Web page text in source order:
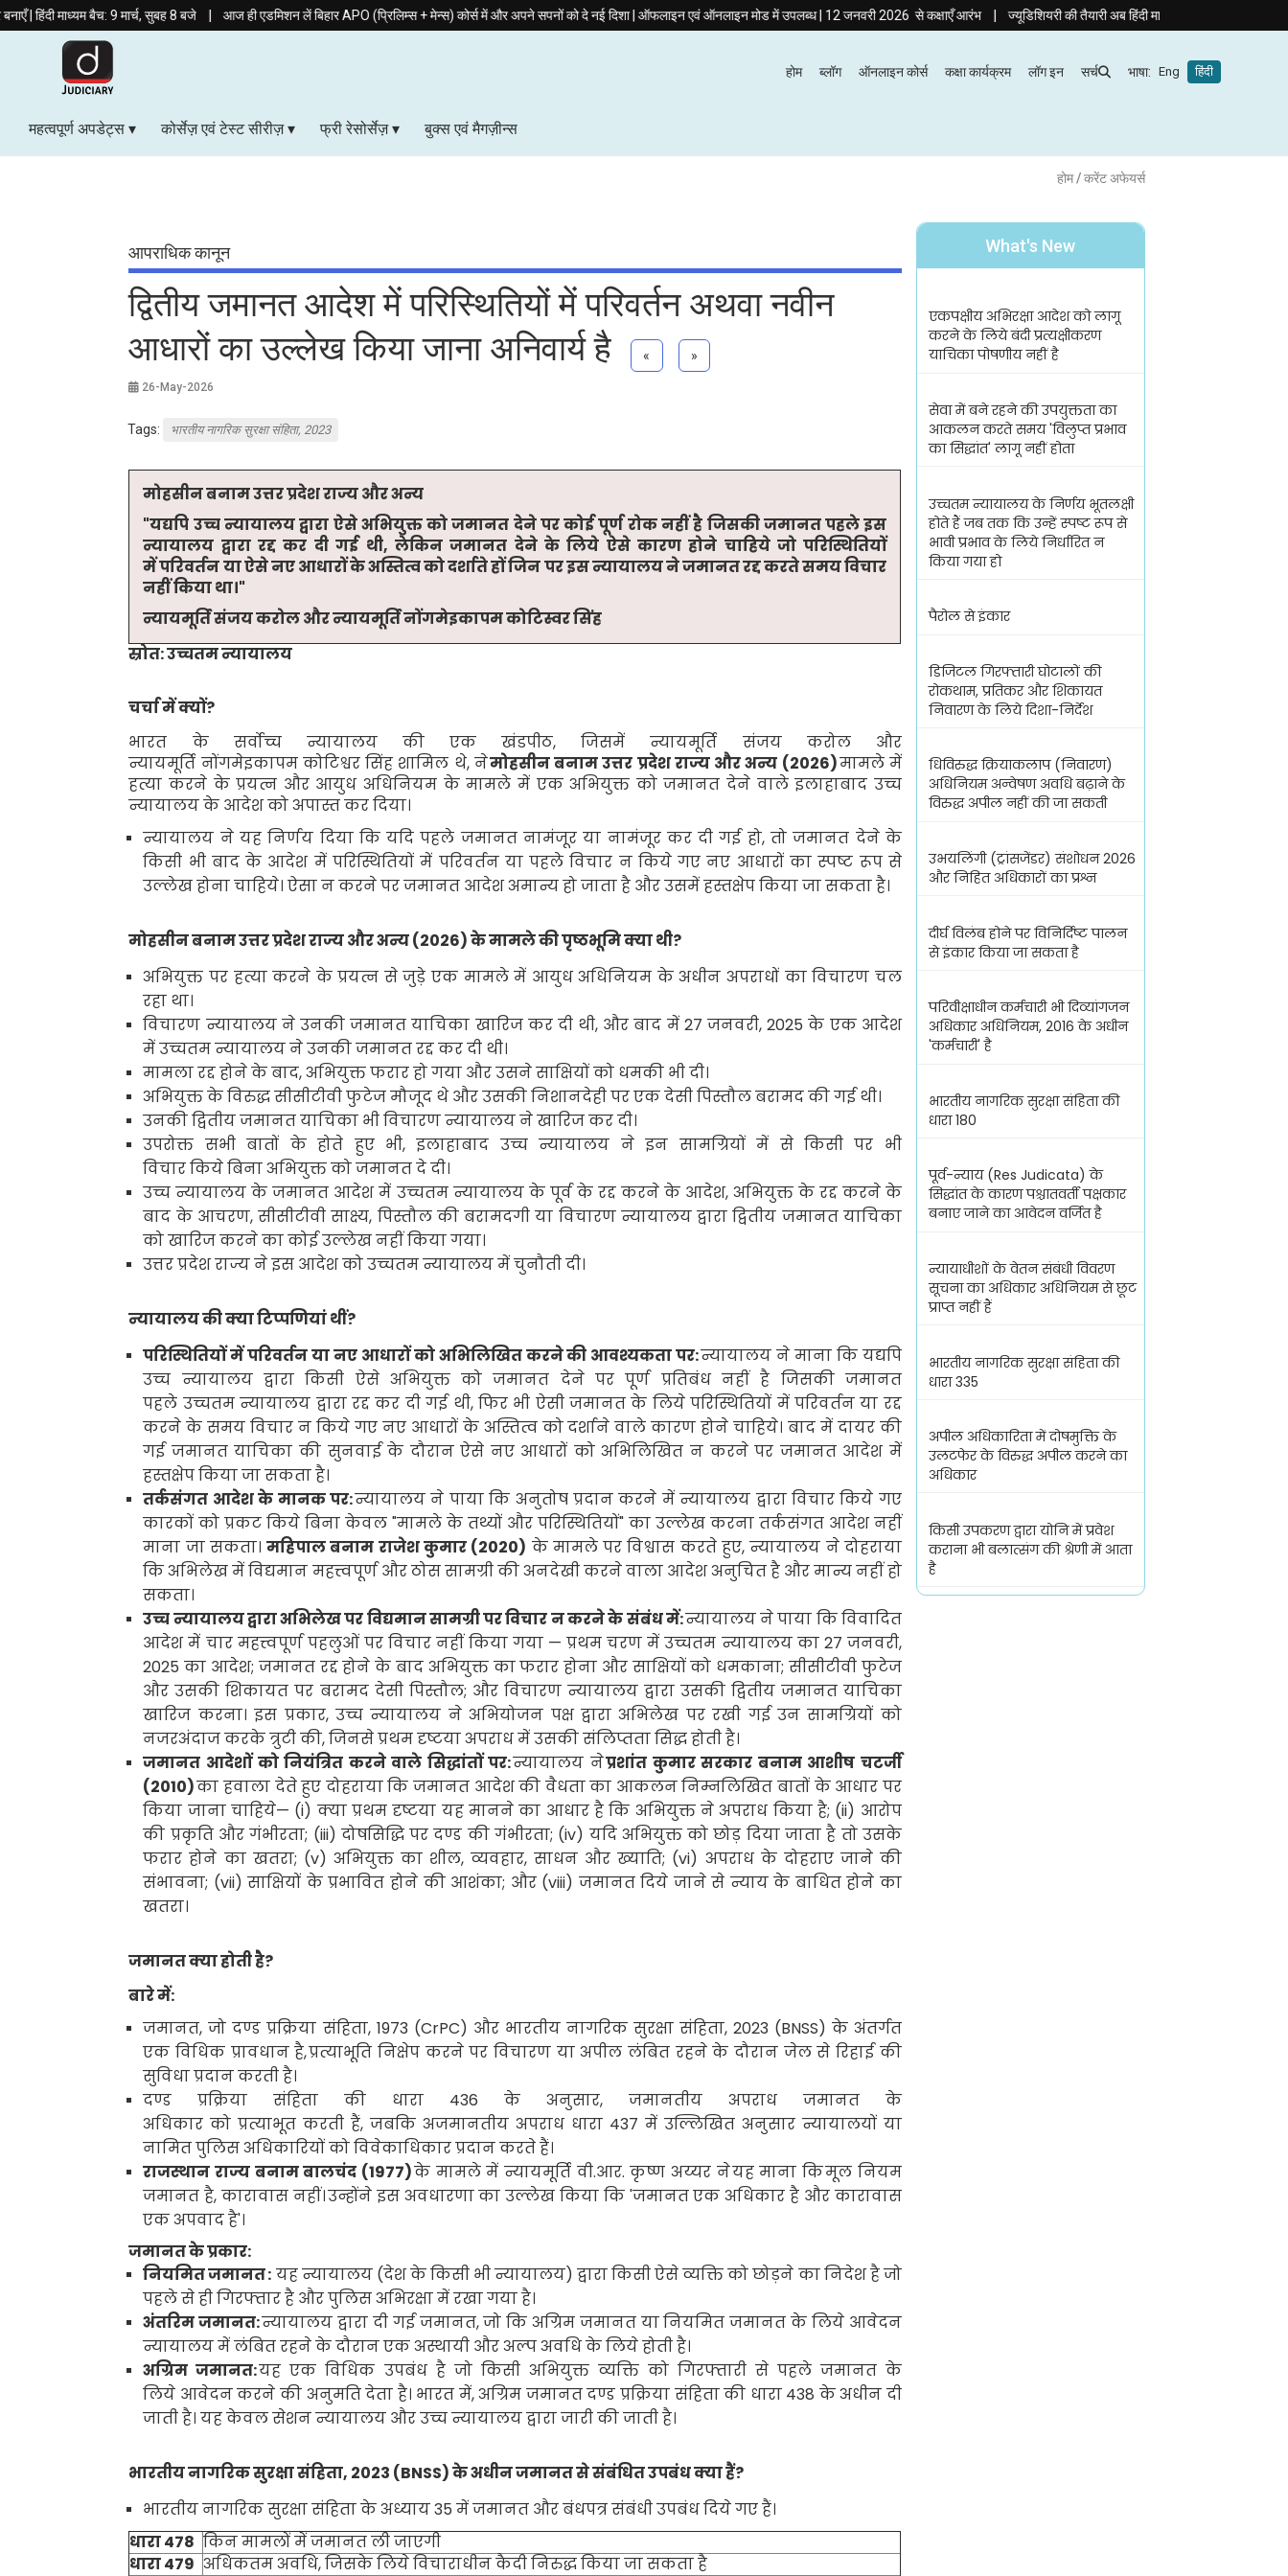
बैच: 9 मार्च, सुबह 8 बजे|आज ही एडमिशन लें बिहार APO (प्रिलिम्स + मेन्स) कोर्स में और अपने सपनों को दे नई दिशा | ऑफलाइन एवं ऑनलाइन मोड में उपलब्ध | 12 जनवरी 2026 से कक्षाएँ आरंभ|ज्यूडिशियरी की तैयारी अब हिंदी माध्यम में! दृष्टि ज्यूडिशियरी का
होम ब्लॉग ऑनलाइन कोर्स कक्षा कार्यक्रम लॉग इन सर्च भाषा: Eng हिंदी
महत्वपूर्ण अपडेट्स कोर्सेज़ एवं टेस्ट सीरीज़ फ्री रेसोर्सेज़ बुक्स एवं मैगज़ीन्स
होम/ करेंट अफेयर्स
आपराधिक कानून
द्वितीय जमानत आदेश में परिस्थितियों में परिवर्तन अथवा नवीन
आधारों का उल्लेख किया जाना अनिवार्य है
« »
26-May-2026
Tags: भारतीय नागरिक सुरक्षा संहिता, 2023
मोहसीन बनाम उत्तर प्रदेश राज्य और अन्य
"यद्यपि उच्च न्यायालय द्वारा ऐसे अभियुक्त को जमानत देने पर कोई पूर्ण रोक नहीं है जिसकी जमानत पहले इस
न्यायालय द्वारा रद्द कर दी गई थी, लेकिन जमानत देने के लिये ऐसे कारण होने चाहिये जो परिस्थितियों
में परिवर्तन या ऐसे नए आधारों के अस्तित्व को दर्शाते हों जिन पर इस न्यायालय ने जमानत रद्द करते समय विचार
नहीं किया था।"
न्यायमूर्ति संजय करोल और न्यायमूर्ति नोंगमेइकापम कोटिस्वर सिंह
स्रोत: उच्चतम न्यायालय
चर्चा में क्यों?
भारत के सर्वोच्च न्यायालय की एक खंडपीठ,जिसमें न्यायमूर्ति संजय करोल और
न्यायमूर्ति नोंगमेइकापम कोटिश्वर सिंह शामिल थे, नेमोहसीन बनाम उत्तर प्रदेश राज्य और अन्य (2026)मामले में
हत्या करने के प्रयत्न और आयुध अधिनियम के मामले में एक अभियुक्त को जमानत देने वाले इलाहाबाद उच्च
न्यायालय के आदेश को अपास्त कर दिया।
न्यायालय ने यह निर्णय दिया कि यदि पहले जमानत नामंजूर या नामंजूर कर दी गई हो, तो जमानत देने के
किसी भी बाद के आदेश में परिस्थितियों में परिवर्तन या पहले विचार न किये गए नए आधारों का स्पष्ट रूप से
उल्लेख होना चाहिये। ऐसा न करने पर जमानत आदेश अमान्य हो जाता है और उसमें हस्तक्षेप किया जा सकता है।
मोहसीन बनाम उत्तर प्रदेश राज्य और अन्य (2026)के मामले की पृष्ठभूमि क्या थी?
अभियुक्त पर हत्या करने के प्रयत्न से जुड़े एक मामले में आयुध अधिनियम के अधीन अपराधों का विचारण चल
रहा था।
विचारण न्यायालय ने उनकी जमानत याचिका खारिज कर दी थी, और बाद में 27जनवरी, 2025के एक आदेश
में उच्चतम न्यायालय ने उनकी जमानत रद्द कर दी थी।
मामला रद्द होने के बाद,अभियुक्त फरार हो गया और उसने साक्षियों को धमकी भी दी।
अभियुक्त के विरुद्ध सीसीटीवी फुटेज मौजूद थे और उसकी निशानदेही पर एक देसी पिस्तौल बरामद की गई थी।
उनकी द्वितीयजमानत याचिका भी विचारण न्यायालय ने खारिज कर दी।
उपरोक्त सभी बातों के होते हुए भी,इलाहाबाद उच्च न्यायालय ने इन सामग्रियों में से किसी पर भी
विचार किये बिना अभियुक्त को जमानत दे दी।
उच्च न्यायालय के जमानत आदेश में उच्चतम न्यायालय के पूर्व के रद्द करने के आदेश, अभियुक्त के रद्द करने के
बाद के आचरण,सीसीटीवी साक्ष्य, पिस्तौल की बरामदगी या विचारण न्यायालय द्वारा द्वितीय जमानत याचिका
को खारिज करने का कोई उल्लेख नहीं किया गया।
उत्तर प्रदेश राज्य ने इस आदेश को उच्चतम न्यायालय में चुनौती दी।
न्यायालय की क्या टिप्पणियां थीं?
परिस्थितियों में परिवर्तन या नए आधारों को अभिलिखित करने की आवश्यकता पर:न्यायालय ने माना कि यद्यपि
उच्च न्यायालय द्वारा किसी ऐसे अभियुक्त को जमानत देने पर पूर्ण प्रतिबंध नहीं है जिसकी जमानत
पहले उच्चतम न्यायालय द्वारा रद्द कर दी गई थी, फिर भी ऐसी जमानत के लिये परिस्थितियों में परिवर्तन या रद्द
करने के समय विचार न किये गए नए आधारों के अस्तित्व को दर्शाने वाले कारण होने चाहिये। बाद में दायर की
गई जमानत याचिका की सुनवाई के दौरान ऐसे नए आधारों को अभिलिखित न करने पर जमानत आदेश में
हस्तक्षेप किया जा सकता है।
तर्कसंगत आदेश के मानक पर:न्यायालय ने पाया कि अनुतोष प्रदान करने में न्यायालय द्वारा विचार किये गए
कारकों को प्रकट किये बिना केवल "मामले के तथ्यों और परिस्थितियों" का उल्लेख करना तर्कसंगत आदेश नहीं
माना जा सकता।महिपाल बनाम राजेश कुमार (2020) के मामले पर विश्वास करते हुए,न्यायालय ने दोहराया
कि अभिलेख में विद्यमान महत्त्वपूर्ण और ठोस सामग्री की अनदेखी करने वाला आदेश अनुचित है और मान्य नहीं हो
सकता।
उच्च न्यायालय द्वारा अभिलेख पर विद्यमान सामग्री पर विचार न करने के संबंध में:न्यायालय ने पाया कि विवादित
आदेश में चार महत्त्वपूर्ण पहलुओं पर विचार नहीं किया गया — प्रथम चरण में उच्चतम न्यायालय का 27 जनवरी,
2025का आदेश; जमानत रद्द होने के बाद अभियुक्त का फरार होना और साक्षियों को धमकाना;सीसीटीवी फुटेज
और उसकी शिकायत पर बरामद देसी पिस्तौल; और विचारण न्यायालय द्वारा उसकी द्वितीय जमानत याचिका
खारिज करना। इस प्रकार, उच्च न्यायालय ने अभियोजन पक्ष द्वारा अभिलेख पर रखी गई उन सामग्रियों को
नजरअंदाज करके त्रुटी की,जिनसे प्रथम दृष्टया अपराध में उसकी संलिप्तता सिद्ध होती है।
जमानत आदेशों को नियंत्रित करने वाले सिद्धांतों पर:न्यायालय नेप्रशांत कुमार सरकार बनाम आशीष चटर्जी
(2010)का हवाला देते हुए दोहराया कि जमानत आदेश की वैधता का आकलन निम्नलिखित बातों के आधार पर
किया जाना चाहिये— (i) क्या प्रथम दृष्टया यह मानने का आधार है कि अभियुक्त ने अपराध किया है; (ii) आरोप
की प्रकृति और गंभीरता; (iii) दोषसिद्धि पर दण्ड की गंभीरता; (iv) यदि अभियुक्त को छोड़ दिया जाता है तो उसके
फरार होने का खतरा; (v) अभियुक्त का शील,व्यवहार,साधन और ख्याति; (vi) अपराध के दोहराए जाने की
संभावना; (vii)साक्षियों के प्रभावित होने की आशंका; और (viii) जमानत दिये जाने से न्याय के बाधित होने का
खतरा।
जमानत क्या होती है?
बारे में:
जमानत,जो दण्ड प्रक्रिया संहिता, 1973 (CrPC) और भारतीय नागरिक सुरक्षा संहिता, 2023 (BNSS) के अंतर्गत
एक विधिक प्रावधान है,प्रत्याभूति निक्षेप करने पर विचारण या अपील लंबित रहने के दौरान जेल से रिहाई की
सुविधा प्रदान करती है।
दण्ड प्रक्रिया संहिता की धारा 436के अनुसार, जमानतीय अपराध जमानत के
अधिकार को प्रत्याभूत करती हैं,जबकि अजमानतीय अपराध धारा 437में उल्लिखित अनुसार न्यायालयों या
नामित पुलिस अधिकारियों को विवेकाधिकार प्रदान करते हैं।
राजस्थान राज्य बनाम बालचंद (1977)के मामले में न्यायमूर्ति वी.आर. कृष्ण अय्यर नेयह माना किमूल नियम
जमानत है,कारावास नहीं।उन्होंने इस अवधारणा का उल्लेख किया कि 'जमानत एक अधिकार है और कारावास
एक अपवाद है'।
जमानत के प्रकार:
नियमित जमानत: यह न्यायालय (देश के किसी भी न्यायालय) द्वारा किसी ऐसे व्यक्ति को छोड़ने का निदेश है जो
पहले से ही गिरफ्तार है और पुलिस अभिरक्षा में रखा गया है।
अंतरिम जमानत:न्यायालय द्वारा दी गई जमानत,जो कि अग्रिम जमानत या नियमित जमानत के लिये आवेदन
न्यायालय में लंबित रहने के दौरान एक अस्थायी और अल्प अवधि के लिये होती है।
अग्रिम जमानत:यह एक विधिक उपबंध है जो किसी अभियुक्त व्यक्ति को गिरफ्तारी से पहले जमानत के
लिये आवेदन करने की अनुमति देता है। भारत में,अग्रिम जमानत दण्ड प्रक्रिया संहिता की धारा 438 के अधीन दी
जाती है। यह केवल सेशन न्यायालय और उच्च न्यायालय द्वारा जारी की जाती है।
भारतीय नागरिक सुरक्षा संहिता, 2023 (BNSS) के अधीन जमानत से संबंधित उपबंध क्या हैं?
भारतीय नागरिक सुरक्षा संहिताके अध्याय35में जमानत और बंधपत्र संबंधी उपबंध दिये गए हैं।
धारा478 किन मामलों में जमानत ली जाएगी
धारा479 अधिकतम अवधि, जिसके लिये विचाराधीन कैदी निरुद्ध किया जा सकता है
What's New
एकपक्षीय अभिरक्षा आदेश को लागू
करने के लिये बंदी प्रत्यक्षीकरण
याचिका पोषणीय नहीं है
सेवा में बने रहने की उपयुक्तता का
आकलन करते समय 'विलुप्त प्रभाव
का सिद्धांत' लागू नहीं होता
उच्चतम न्यायालय के निर्णय भूतलक्षी
होते हैं जब तक कि उन्हें स्पष्ट रूप से
भावी प्रभाव के लिये निर्धारित न
किया गया हो
पैरोल से इंकार
डिजिटल गिरफ्तारी घोटालों की
रोकथाम, प्रतिकर और शिकायत
निवारण के लिये दिशा-निर्देश
धिविरुद्ध क्रियाकलाप (निवारण)
अधिनियम अन्वेषण अवधि बढ़ाने के
विरुद्ध अपील नहीं की जा सकती
उभयलिंगी (ट्रांसजेंडर) संशोधन 2026
और निहित अधिकारों का प्रश्न
दीर्घ विलंब होने पर विनिर्दिष्ट पालन
से इंकार किया जा सकता है
परिवीक्षाधीन कर्मचारी भी दिव्यांगजन
अधिकार अधिनियम, 2016 के अधीन
'कर्मचारी' है
भारतीय नागरिक सुरक्षा संहिता की
धारा 180
पूर्व-न्याय (Res Judicata) के
सिद्धांत के कारण पश्चातवर्ती पक्षकार
बनाए जाने का आवेदन वर्जित है
न्यायाधीशों के वेतन संबंधी विवरण
सूचना का अधिकार अधिनियम से छूट
प्राप्त नहीं हैं
भारतीय नागरिक सुरक्षा संहिता की
धारा 335
अपील अधिकारिता में दोषमुक्ति के
उलटफेर के विरुद्ध अपील करने का
अधिकार
किसी उपकरण द्वारा योनि में प्रवेश
कराना भी बलात्संग की श्रेणी में आता
है